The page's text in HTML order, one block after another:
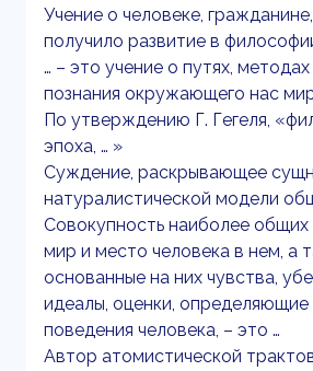
Учение о человеке,
получило развитие в
… – это учение о путях,
познания окружающего нас
По утверждению Г. Гегеля,
эпоха, … »
Суждение, раскрывающее
натуралистической модели
Совокупность наиболее общих
мир и место человека в нем, а
основанные на них чувства,
идеалы, оценки, определяющие
поведения человека, – это …
Автор атомистической